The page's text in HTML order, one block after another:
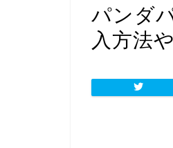
パンダ
入方法